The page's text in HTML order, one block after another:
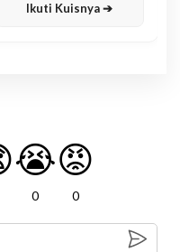
Ikuti Kuisnya ➔
😭
0
😡
0